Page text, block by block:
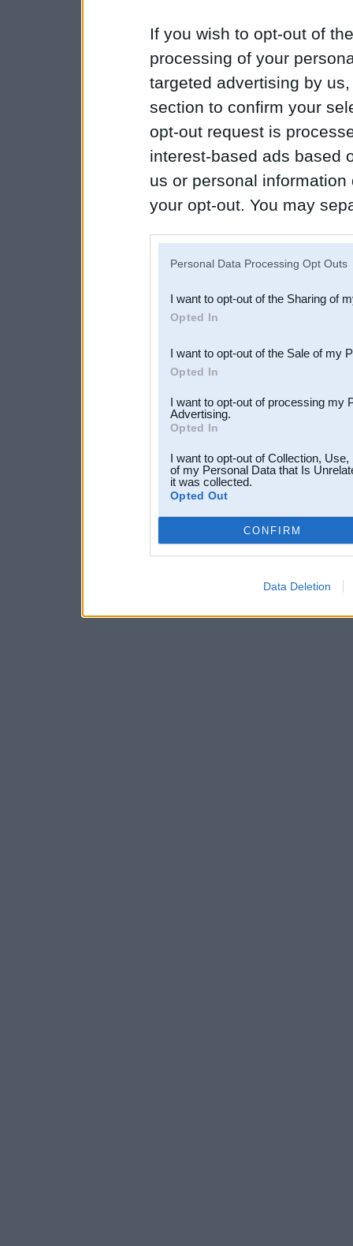
If you wish to opt-out of
processing of your
targeted advertising by
section to confirm your
opt-out request is
interest-based ads based
us or personal
your opt-out. You may
Downstream Participants
third parties.
Personal Data Processing Opt Outs
I want to opt-out of the Sharing of
Opted In
I want to opt-out of the Sale of my
Opted In
I want to opt-out of processing my
Advertising.
Opted In
I want to opt-out of Collection,
of my Personal Data that Is
it was collected.
Opted Out
CONFIRM
Data Deletion